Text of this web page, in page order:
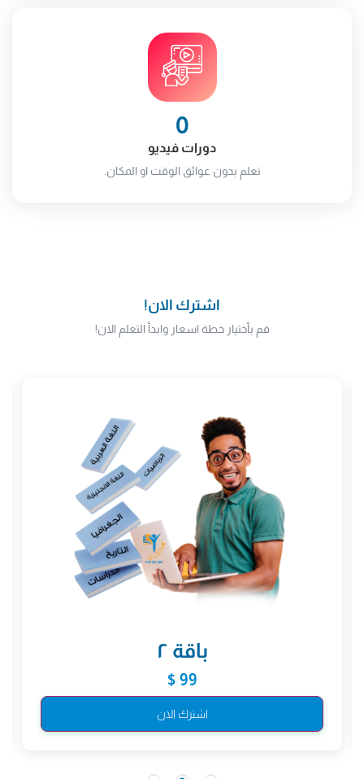
0
دورات فيديو
تعلم بدون عوائق الوقت او المكان.
اشترك الان!
قم بأختيار خطة اسعار وابدأ التعلم الان!
باقة ٢
99 $
اشترك الان